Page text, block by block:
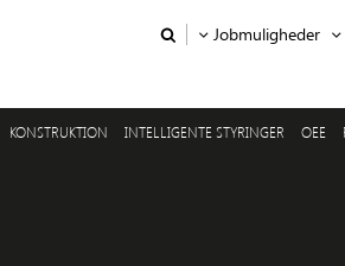
Jobmuligheder
KONSTRUKTION INTELLIGENTE STYRINGER OEE